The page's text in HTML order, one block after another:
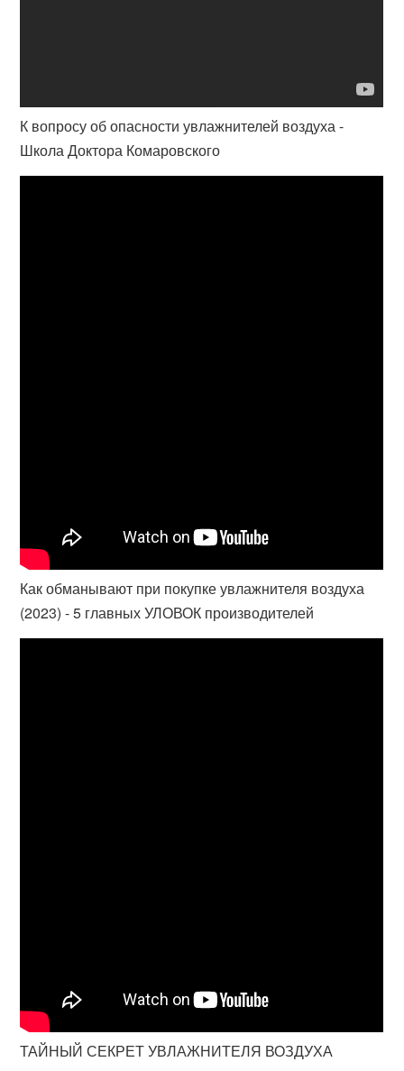
К вопросу об опасности увлажнителей воздуха -
Школа Доктора Комаровского
Как обманывают при покупке увлажнителя воздуха
(2023) - 5 главных УЛОВОК производителей
ТАЙНЫЙ СЕКРЕТ УВЛАЖНИТЕЛЯ ВОЗДУХА